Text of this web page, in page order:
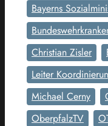
Bayerns
Christian Zisler
Leiter
Michael Cerny
OberpfalzTV